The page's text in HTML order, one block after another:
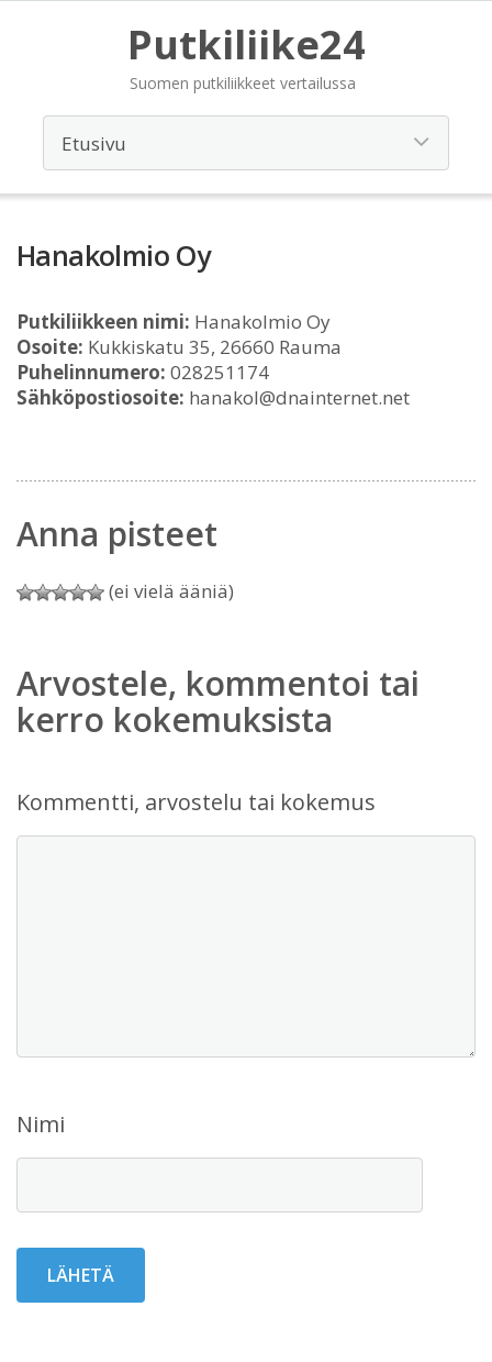
Putkiliike24
Suomen putkiliikkeet vertailussa
Hanakolmio Oy
Putkiliikkeen nimi: Hanakolmio Oy
Osoite: Kukkiskatu 35, 26660 Rauma
Puhelinnumero: 028251174
Sähköpostiosoite: hanakol@dnainternet.net
Anna pisteet
(ei vielä ääniä)
Arvostele, kommentoi tai
kerro kokemuksista
Kommentti, arvostelu tai kokemus
Nimi